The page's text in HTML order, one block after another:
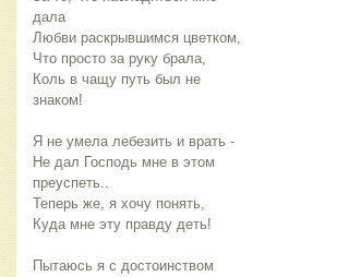
дала
Любви раскрывшимся цветком,
Что просто за руку брала,
Коль в чащу путь был не
знаком!
Я не умела лебезить и врать -
Не дал Господь мне в этом
преуспеть..
Теперь же, я хочу понять,
Куда мне эту правду деть!
Пытаюсь я с достоинством